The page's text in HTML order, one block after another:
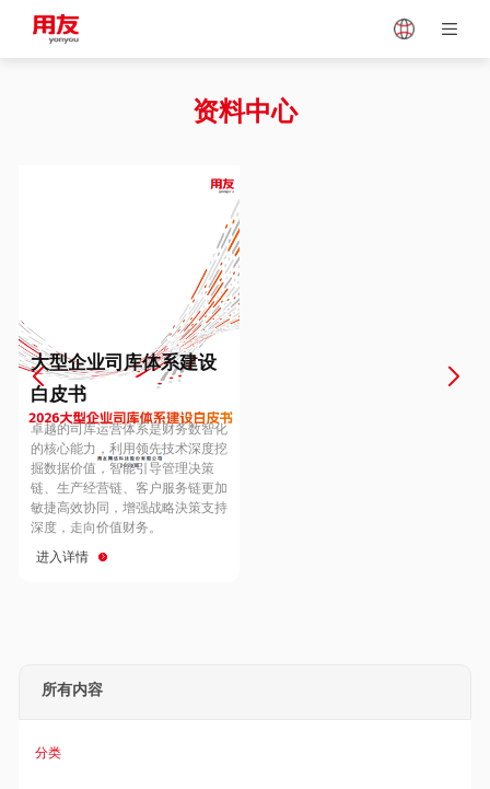
Vietnam
Europe
Hungary
Hong Kong
资料中心
大型企业司库体系建设
白皮书
卓越的司库运营体系是财务数智化
的核心能力，利用领先技术深度挖
掘数据价值，智能引导管理决策
链、生产经营链、客户服务链更加
敏捷高效协同，增强战略決策支持
深度，走向价值财务。
进入详情
所有内容
分类